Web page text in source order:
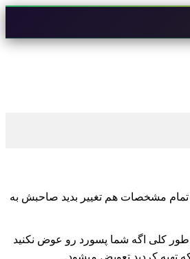
مشخصات هم تغییر بدید صاحبش به
کلی اگه شما پسورد رو عوض نکنید
تهیه کردید تعویض میشود.